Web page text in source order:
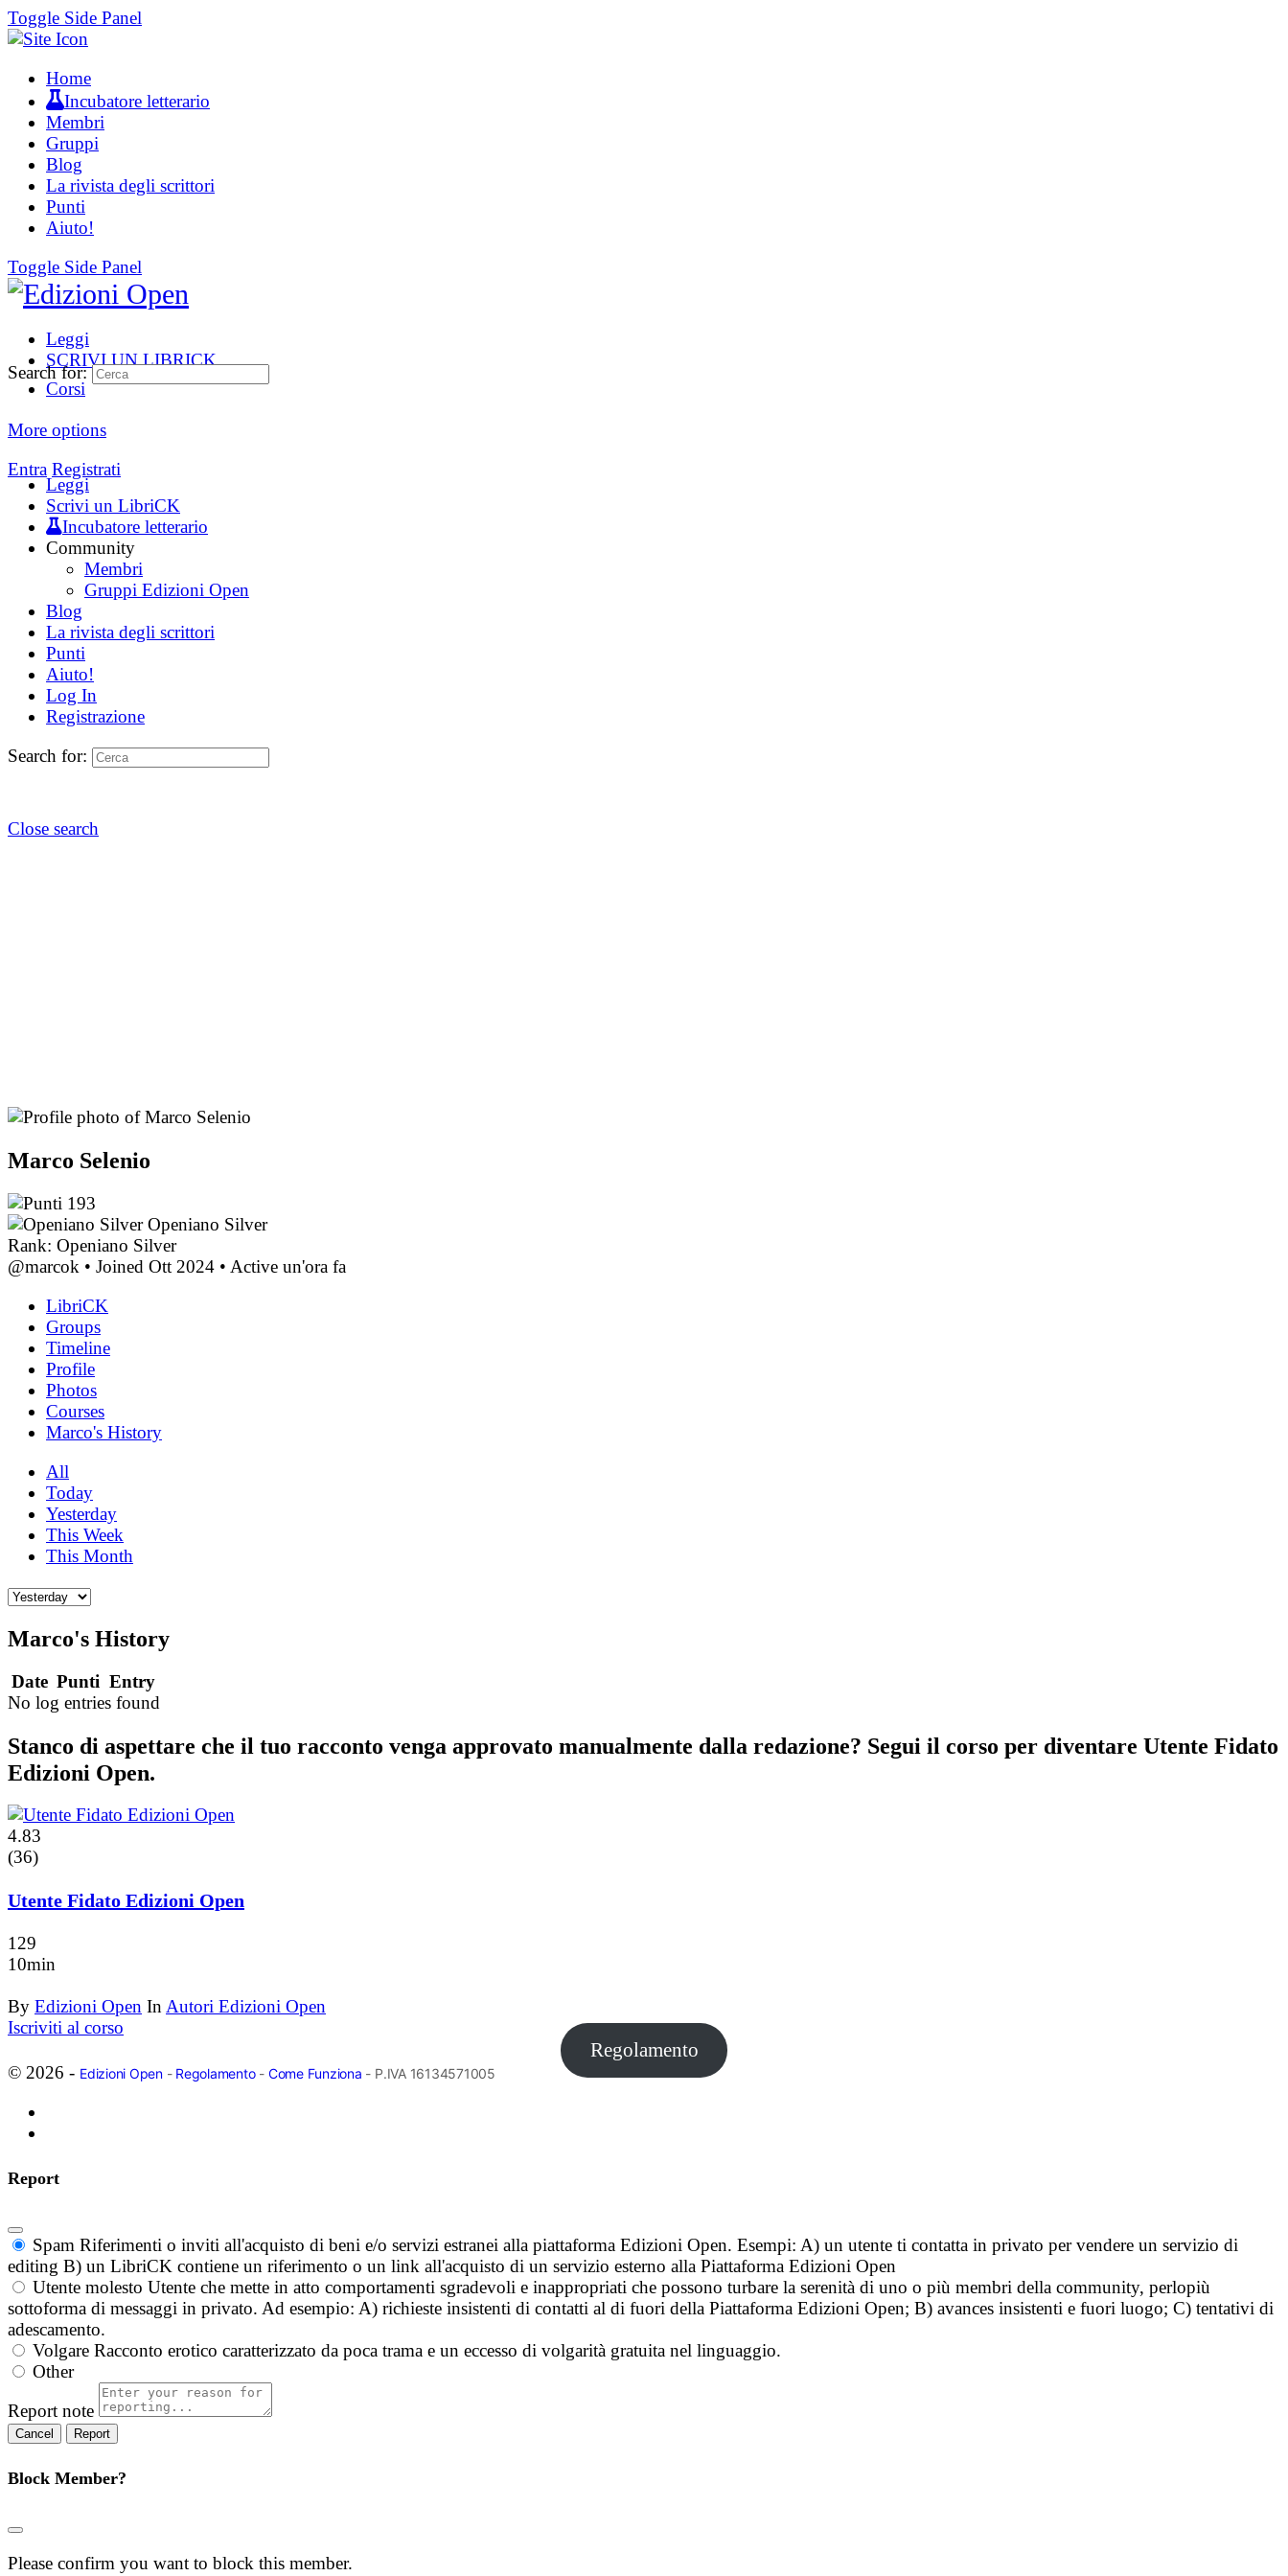
Toggle Side Panel
Home
Incubatore letterario
Membri
Gruppi
Blog
La rivista degli scrittori
Punti
Aiuto!
Toggle Side Panel
Leggi
SCRIVI UN LIBRICK
Corsi
More options
Entra Registrati
Search for:
Leggi
Scrivi un LibriCK
Incubatore letterario
Community
Membri
Gruppi Edizioni Open
Blog
La rivista degli scrittori
Punti
Aiuto!
Log In
Registrazione
Search for:
Close search
Marco Selenio
193
Openiano Silver
Rank: Openiano Silver
@marcok • Joined Ott 2024 • Active un'ora fa
LibriCK
Groups
Timeline
Profile
Photos
Courses
Marco's History
All
Today
Yesterday
This Week
This Month
Marco's History
Date Punti Entry
No log entries found
Stanco di aspettare che il tuo racconto venga approvato manualmente dalla redazione? Segui il corso per diventare Utente Fidato
Edizioni Open.
4.83
(36)
Utente Fidato Edizioni Open
129
10min
By Edizioni Open InAutori Edizioni Open
Iscriviti al corso
Regolamento
© 2026 - Edizioni Open- Regolamento- Come Funziona - P.IVA 16134571005
Report
Spam Riferimenti o inviti all'acquisto di beni e/o servizi estranei alla piattaforma Edizioni Open. Esempi: A) un utente ti contatta in privato per vendere un servizio di
editing B) un LibriCK contiene un riferimento o un link all'acquisto di un servizio esterno alla Piattaforma Edizioni Open
Utente molesto Utente che mette in atto comportamenti sgradevoli e inappropriati che possono turbare la serenità di uno o più membri della community, perlopiù
sottoforma di messaggi in privato. Ad esempio: A) richieste insistenti di contatti al di fuori della Piattaforma Edizioni Open; B) avances insistenti e fuori luogo; C) tentativi di
adescamento.
Volgare Racconto erotico caratterizzato da poca trama e un eccesso di volgarità gratuita nel linguaggio.
Other
Report note
Report
Block Member?
Please confirm you want to block this member.